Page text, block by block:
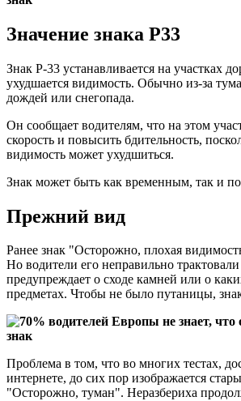
Значение знака P33
Знак P-33 устанавливается на участках
ухудшается видимость. Обычно из-за
дождей или снегопада.
Он сообщает водителям, что на этом
скорость и повысить бдительность,
видимость может ухудшиться.
Знак может быть как временным, так и
Прежний вид
Ранее знак "Осторожно, плохая
Но водители его неправильно
предупреждает о сходе камней или о
предметах. Чтобы не было путаницы,
Проблема в том, что во многих тестах,
интернете, до сих пор изображается
"Осторожно, туман". Неразбериха